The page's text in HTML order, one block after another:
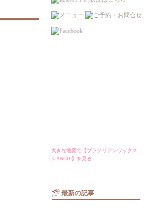
大きな地図で【ブラジリアンワックス
☆ANGIE】を見る
最新の記事